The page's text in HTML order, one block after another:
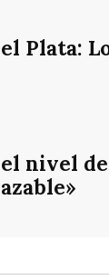
Plata:
nivel